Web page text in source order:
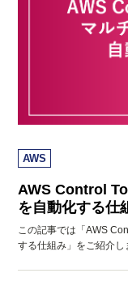
AWS
AWS Control
を自動化する仕
この記事では「AWS
する仕組み」をご紹介し